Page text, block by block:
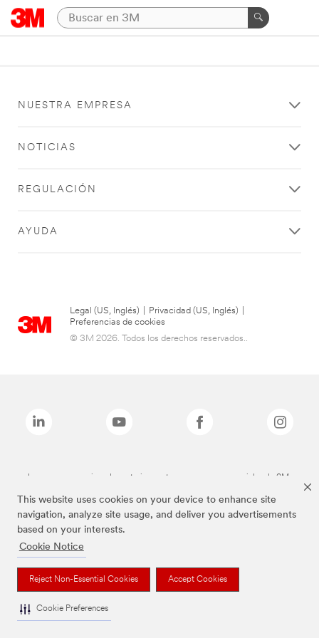
This website uses cookies on your device to enhance site
navigation, analyze site usage, and deliver you advertisements
based on your interests.
Cookie Notice
Reject Non-Essential Cookies Accept Cookies
Cookie Preferences
NUESTRA EMPRESA
NOTICIAS
REGULACIÓN
AYUDA
Legal (US, Inglés) Privacidad (US, Inglés)
Preferencias de cookies
© 3M 2026. Todos los derechos reservados..
Las marcas mencionadas anteriormente son marcas comerciales de 3M.